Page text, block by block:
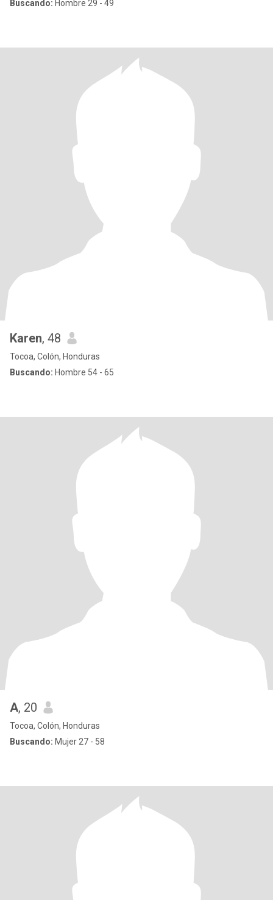
Buscando: Hombre 29 - 49
Karen, 48
Tocoa, Colón, Honduras
Buscando: Hombre 54 - 65
A, 20
Tocoa, Colón, Honduras
Buscando: Mujer 27 - 58